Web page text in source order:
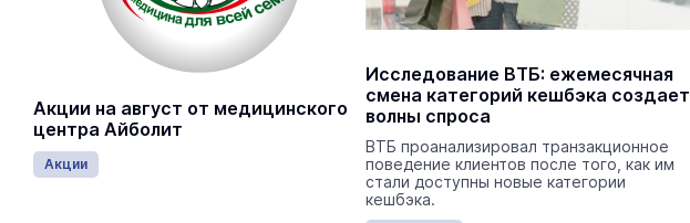
Акции на август от медицинского
центра Айболит
Акции
Выпускники ведомственных вузов
В личном составе ГУ МЧС по Марий Эл
пополнение.
Исследование ВТБ: ежемесячная
смена категорий кешбэка создает
волны спроса
ВТБ проанализировал транзакционное
поведение клиентов после того, как им
стали доступны новые категории
кешбэка.